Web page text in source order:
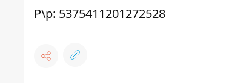
Р\р: 5375411201272528